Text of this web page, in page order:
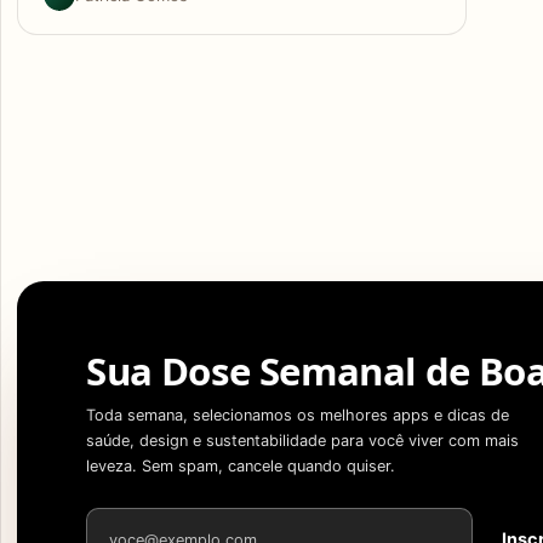
Sua Dose Semanal de
Toda semana, selecionamos os melhores apps e dicas de
saúde, design e sustentabilidade para você viver com mais
leveza. Sem spam, cancele quando quiser.
Endereço de e-mail